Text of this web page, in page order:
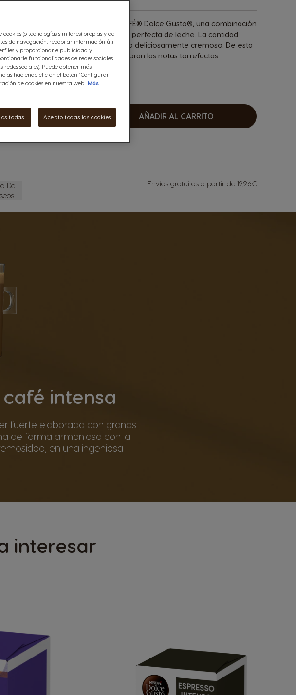
Icono Cápsula
el café con leche Intenso de NESCAFÉ® Dolce Gusto®, una combinación
con mucho carácter y la dosis perfecta de leche. La cantidad
reducir la acidez del café y hacerlo deliciosamente cremoso. De esta
conserva la intensidad del café y afloran las notas torrefactas.
Aumentar
AÑADIR AL CARRITO
Envíos gratuitos a partir de 19,96€
De Deseos
De
intensa
fuerte elaborado con granos
de forma armoniosa con la
en una ingeniosa
interesar
cookies (o tecnologías similares) propias y de
de navegación, recopilar información útil
y proporcionarle publicidad y
funcionalidades de redes sociales
sociales). Puede obtener más
haciendo clic en el botón “Configurar
de cookies en nuestra web. Más
todas Acepto todas las cookies